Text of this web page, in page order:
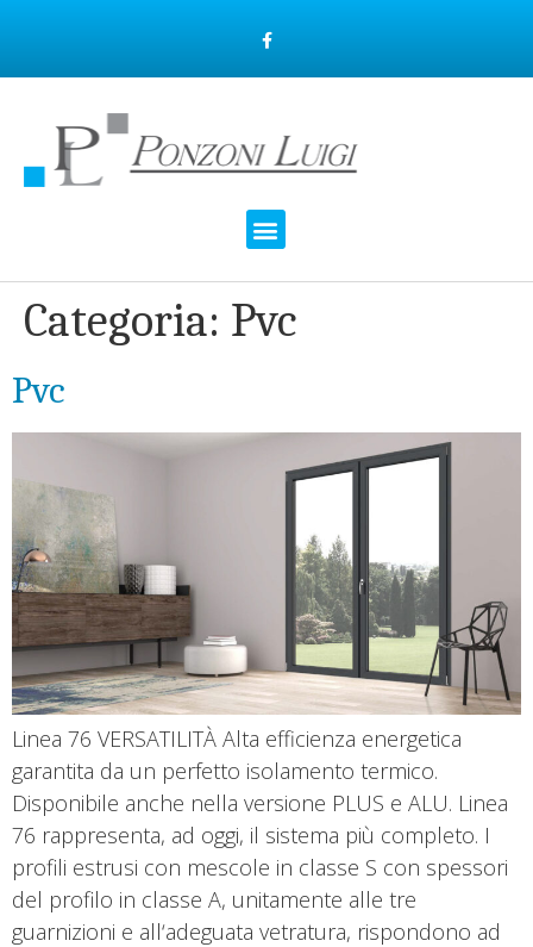
Categoria: Pvc
Pvc
Linea 76 VERSATILITÀ Alta efficienza energetica
garantita da un perfetto isolamento termico.
Disponibile anche nella versione PLUS e ALU. Linea
76 rappresenta, ad oggi, il sistema più completo. I
profili estrusi con mescole in classe S con spessori
del profilo in classe A, unitamente alle tre
guarnizioni e all‘adeguata vetratura, rispondono ad